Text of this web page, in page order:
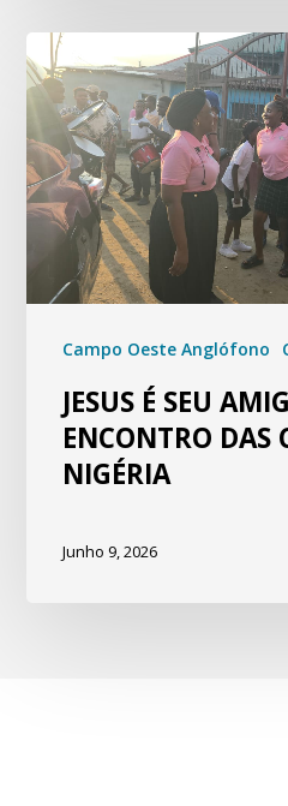
Campo Oeste Anglófono
JESUS É SEU
ENCONTRO DAS
NIGÉRIA
Junho 9, 2026